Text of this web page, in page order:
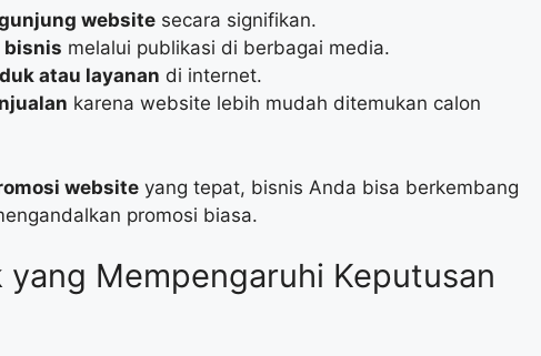
website secara signifikan.
bisnis melalui publikasi di berbagai media.
atau layanan di internet.
karena website lebih mudah ditemukan calon
website yang tepat, bisnis Anda bisa berkembang
promosi biasa.
yang Mempengaruhi Keputusan